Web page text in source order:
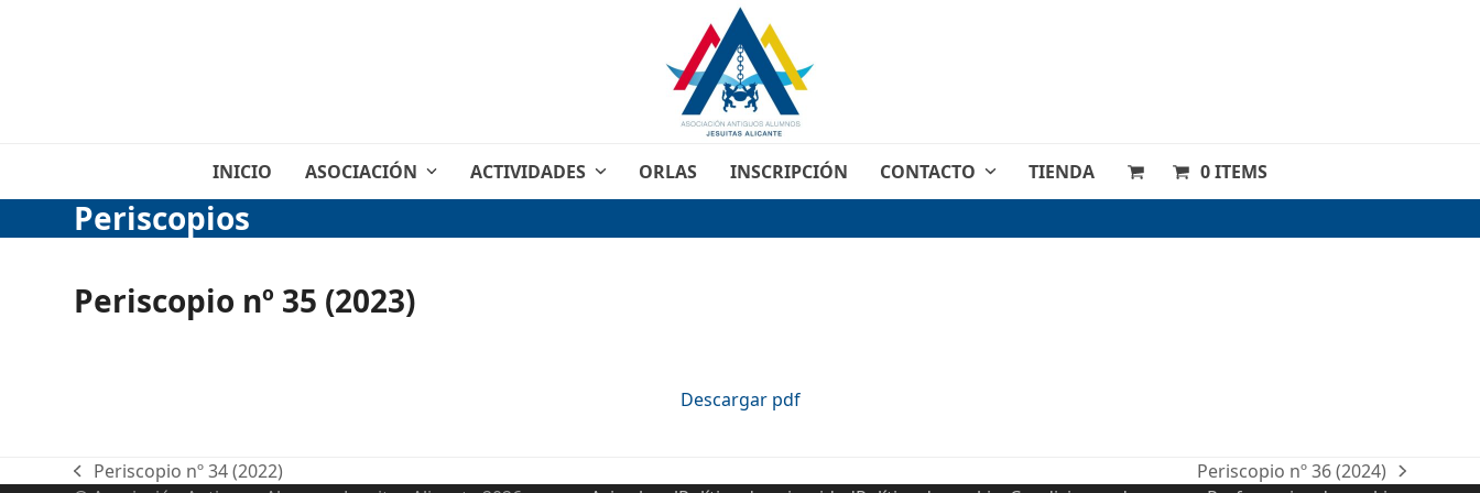
INICIO ASOCIACIÓN ACTIVIDADES ORLAS INSCRIPCIÓN CONTACTO TIENDA 0 ITEMS
Periscopios
Periscopio nº 35 (2023)
Descargar pdf
previous
Periscopio nº 34 (2022)
next
Periscopio nº 36 (2024)